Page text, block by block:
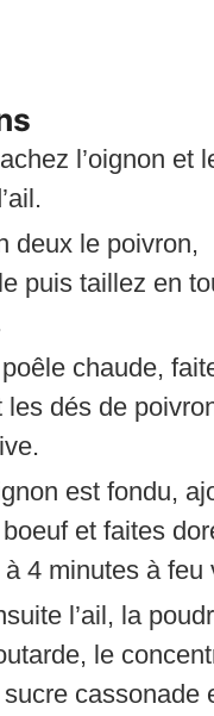
l’oignon et
deux le poivron,
puis taillez en
chaude,
les dés de
est fondu,
et faites
4 minutes à feu
l’ail, la
le
cassonade